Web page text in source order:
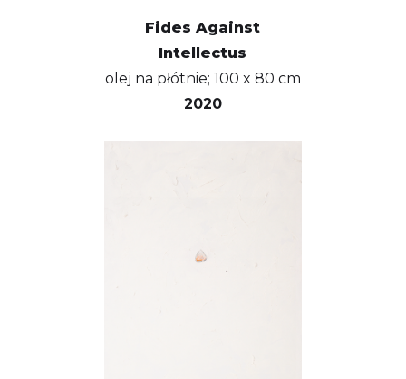
Fides Against
Intellectus
olej na płótnie; 100 x 80 cm
2020